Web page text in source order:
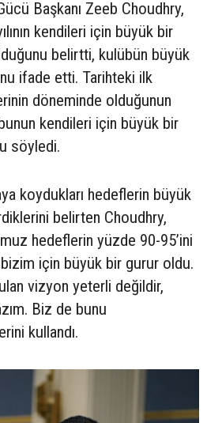
Başkanı Zeeb Choudhry,
kendileri için büyük bir
belirtti, kulübün büyük
ifade etti. Tarihteki ilk
döneminde olduğunun
kendileri için büyük bir
söyledi.
koydukları hedeflerin büyük
belirten Choudhry,
hedeflerin yüzde 90-95’ini
için büyük bir gurur oldu.
vizyon yeterli değildir,
Biz de bunu
kullandı.